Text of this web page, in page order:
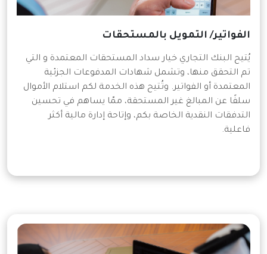
الفواتير/ التمويل بالمستحقات
يُتيح البنك التجاري خيار سداد المستحقات المعتمدة و التي
تم التحقق منها، وتشمل شهادات المدفوعات الجزئية
المعتمدة أو الفواتير. وتُتيح هذه الخدمة لكم استلام الأموال
سلفًا عن المبالغ غير المستحقة، ممّا يساهم في تحسين
التدفقات النقدية الخاصة بكم، وإتاحة إدارة مالية أكثر
فاعلية.